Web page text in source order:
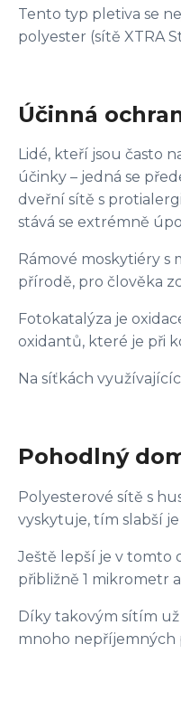
Tento typ pletiva se
polyester (sítě XTRA
Účinná
Lidé, kteří jsou často
účinky – jedná se
dveřní sítě s
stává se extrémně
Rámové moskytiéry
přírodě, pro člověka
Fotokatalýza je
oxidantů, které je při
Na síťkách
Pohodlný
Polyesterové sítě s
vyskytuje, tím slabší
Ještě lepší je v tomto
přibližně 1 mikrometr
Díky takovým sítím
mnoho nepříjemných